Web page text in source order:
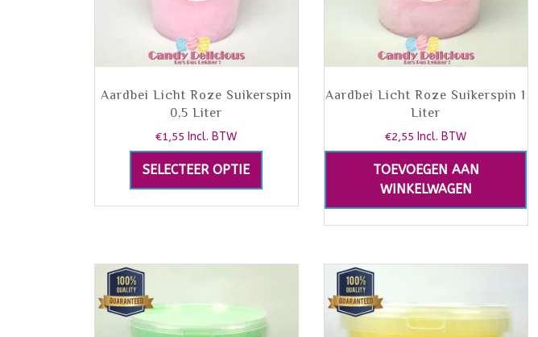
Aardbei Licht Roze Suikerspin
0,5 Liter
€1,55 Incl. BTW
SELECTEER OPTIE
Aardbei Licht Roze Suikerspin 1
Liter
€2,55 Incl. BTW
TOEVOEGEN AAN
WINKELWAGEN